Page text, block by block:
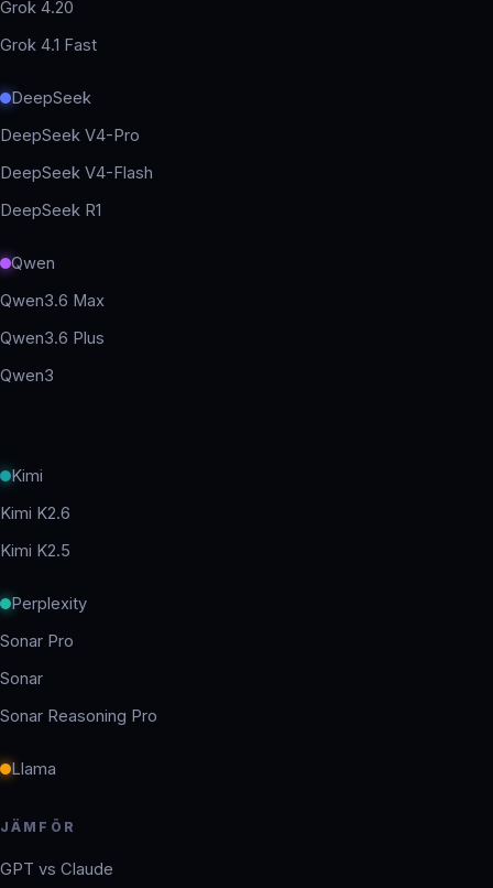
Grok 4.20
Grok 4.1 Fast
DeepSeek
DeepSeek V4-Pro
DeepSeek V4-Flash
DeepSeek R1
Qwen
Qwen3.6 Max
Qwen3.6 Plus
Qwen3
Kimi
Kimi K2.6
Kimi K2.5
Perplexity
Sonar Pro
Sonar
Sonar Reasoning Pro
Llama
JÄMFÖR
GPT vs Claude